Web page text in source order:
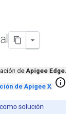
deApigee Edge.
de Apigee X. info
solución